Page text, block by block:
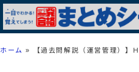
ホーム » 【過去問解説（運営管理）】